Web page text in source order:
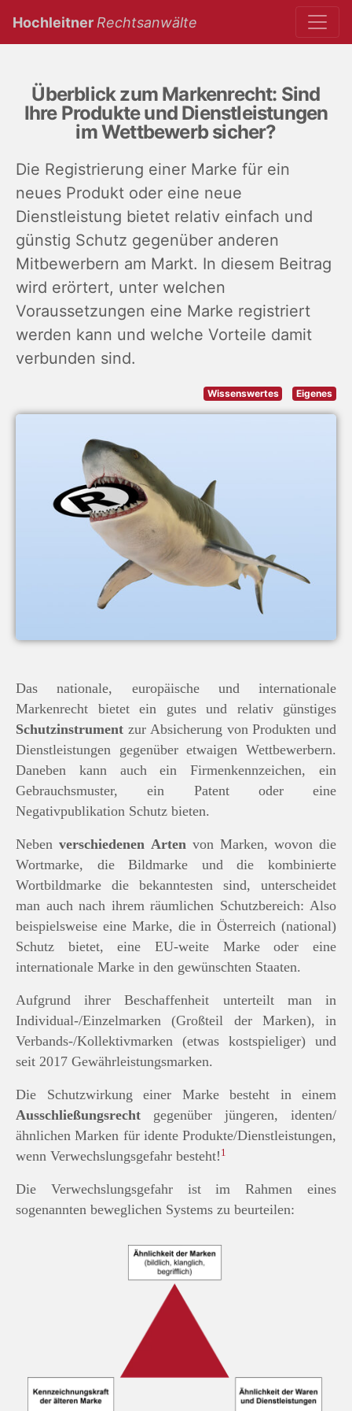
Hochleitner Rechtsanwälte
Überblick zum Markenrecht: Sind
Ihre Produkte und Dienstleistungen
im Wettbewerb sicher?
Die Registrierung einer Marke für ein
neues Produkt oder eine neue
Dienstleistung bietet relativ einfach und
günstig Schutz gegenüber anderen
Mitbewerbern am Markt. In diesem Beitrag
wird erörtert, unter welchen
Voraussetzungen eine Marke registriert
werden kann und welche Vorteile damit
verbunden sind.
Wissenswertes Eigenes
Das nationale, europäische und internationale
Markenrecht bietet ein gutes und relativ günstiges
Schutzinstrument zur Absicherung von Produkten und
Dienstleistungen gegenüber etwaigen Wettbewerbern.
Daneben kann auch ein Firmenkennzeichen, ein
Gebrauchsmuster, ein Patent oder eine
Negativpublikation Schutz bieten.
Neben verschiedenen Arten von Marken, wovon die
Wortmarke, die Bildmarke und die kombinierte
Wortbildmarke die bekanntesten sind, unterscheidet
man auch nach ihrem räumlichen Schutzbereich: Also
beispielsweise eine Marke, die in Österreich (national)
Schutz bietet, eine EU-weite Marke oder eine
internationale Marke in den gewünschten Staaten.
Aufgrund ihrer Beschaffenheit unterteilt man in
Individual-/Einzelmarken (Großteil der Marken), in
Verbands-/Kollektivmarken (etwas kostspieliger) und
seit 2017 Gewährleistungsmarken.
Die Schutzwirkung einer Marke besteht in einem
Ausschließungsrecht gegenüber jüngeren, identen/
ähnlichen Marken für idente Produkte/Dienstleistungen,
wenn Verwechslungsgefahr besteht! 1
Die Verwechslungsgefahr ist im Rahmen eines
sogenannten beweglichen Systems zu beurteilen: